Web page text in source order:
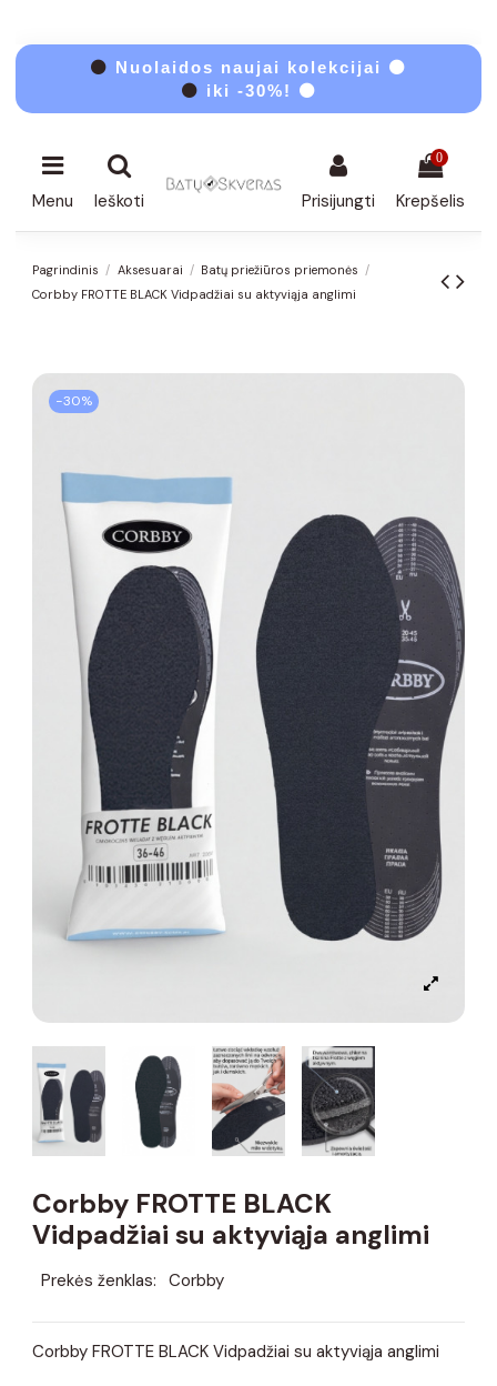
⚫ Nuolaidos naujai kolekcijai ⚫
⚫ iki -30%! ⚫
Menu Ieškoti Prisijungti
0
Krepšelis
Pagrindinis Aksesuarai
Batų priežiūros priemonės
Corbby FROTTE BLACK Vidpadžiai su aktyviąja anglimi
−30%
Corbby FROTTE BLACK
Vidpadžiai su aktyviąja anglimi
Prekės ženklas: Corbby
Corbby FROTTE BLACK Vidpadžiai su aktyviąja anglimi